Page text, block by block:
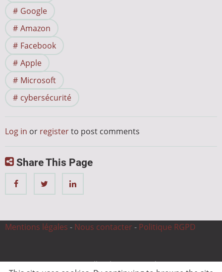
Google
Amazon
Facebook
Apple
Microsoft
cybersécurité
Log in or registerto post comments
Share This Page
Mentions légales - Nous contacter - Politique RGPD
© 2026 CnC Expertise, All rights reserved.